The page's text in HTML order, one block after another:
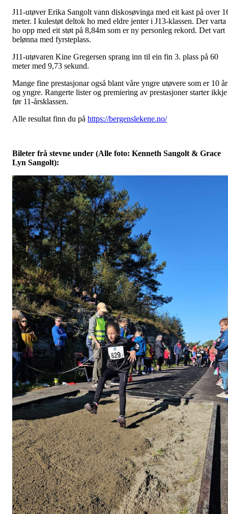
J11-utøver Erika Sangolt vann diskosøvinga med eit kast på over
meter. I kulestøt deltok ho med eldre jenter i J13-klassen. Der varta
ho opp med eit støt på 8,84m som er ny personleg rekord. Det vart
belønna med fyrsteplass.
J11-utøvaren Kine Gregersen sprang inn til ein fin 3. plass på 60
meter med 9,73 sekund.
Mange fine prestasjonar også blant våre yngre utøvere som er 10 år
og yngre. Rangerte lister og premiering av prestasjoner starter ikkje
før 11-årsklassen.
Alle resultat finn du på https://bergenslekene.no/
Bileter frå stevne under (Alle foto: Kenneth Sangolt & Grace
Lyn Sangolt):